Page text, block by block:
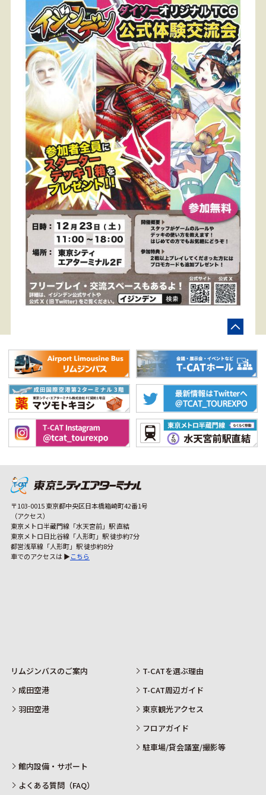
〒103-0015 東京都中央区日本橋箱崎町42番1号
（アクセス）
東京メトロ半蔵門線「水天宮前」駅 直結
東京メトロ日比谷線「人形町」駅 徒歩約7分
都営浅草線「人形町」駅 徒歩約8分
車でのアクセスは ▶こちら
リムジンバスのご案内
成田空港
羽田空港
T-CATを選ぶ理由
T-CAT周辺ガイド
東京観光アクセス
フロアガイド
駐車場/貸会議室/撮影等
館内設備・サポート
よくある質問（FAQ）